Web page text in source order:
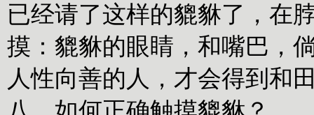
已经请了这样的貔貅了，在
摸：貔貅的眼睛，和嘴巴，
人性向善的人，才会得到和